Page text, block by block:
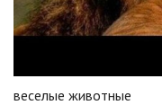
веселые животные